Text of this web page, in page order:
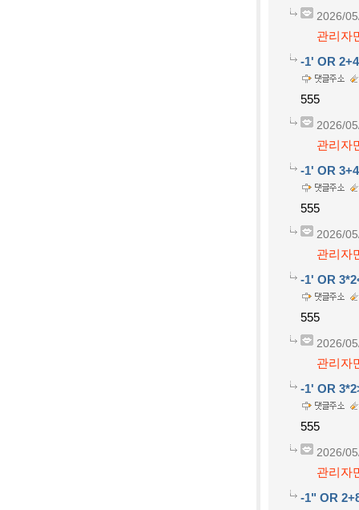
2026/
관리자
-1' OR
555
2026/
관리자
-1' OR
555
2026/
관리자
-1' OR
555
2026/
관리자
-1' OR
555
2026/
관리자
-1" OR